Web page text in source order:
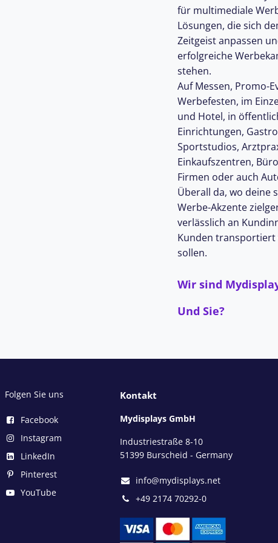
für multimediale
Lösungen, die sich
Zeitgeist anpassen
erfolgreiche
stehen.
Auf Messen, Promo-
Werbefesten, im
und Hotel, in
Einrichtungen,
Sportstudios,
Einkaufszentren,
Firmen oder auch
Überall da, wo deine
Werbe-Akzente
verlässlich an
Kunden transportiert
sollen.
Wir sind
Und Sie?
Folgen Sie uns
Facebook
Instagram
LinkedIn
Pinterest
YouTube
Kontakt
Mydisplays GmbH
Industriestraße 8-10
51399 Burscheid - Germany
info@mydisplays.net
+49 2174 70292-0